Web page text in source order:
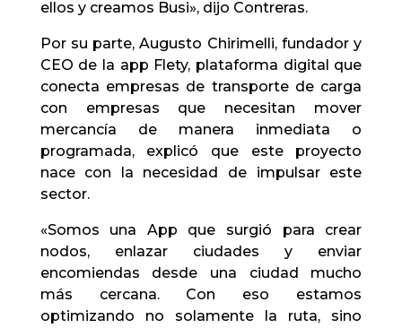
ellos y creamos Busi», dijo Contreras.
Por su parte, Augusto Chirimelli, fundador y
CEO de la app Flety, plataforma digital que
conecta empresas de transporte de carga
con empresas que necesitan mover
mercancía de manera inmediata o
programada, explicó que este proyecto
nace con la necesidad de impulsar este
sector.
«Somos una App que surgió para crear
nodos, enlazar ciudades y enviar
encomiendas desde una ciudad mucho
más cercana. Con eso estamos
optimizando no solamente la ruta, sino